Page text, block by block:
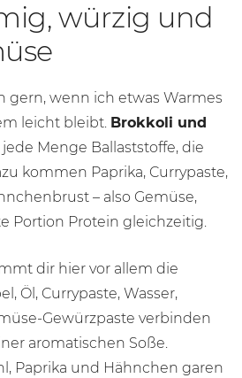
würzig und
gern, wenn ich etwas Warmes
leicht bleibt. Brokkoli und
Menge Ballaststoffe, die
kommen Paprika, Currypaste,
– also Gemüse,
Portion Protein gleichzeitig.
dir hier vor allem die
Öl, Currypaste, Wasser,
Gewürzpaste verbinden
aromatischen Soße.
Paprika und Hähnchen garen